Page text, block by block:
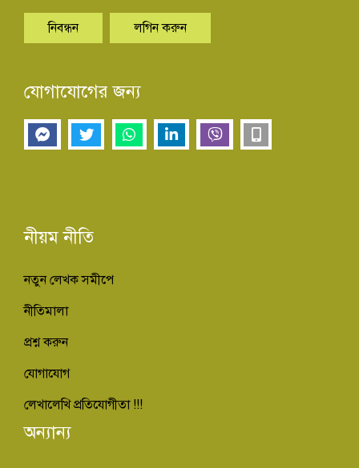
নিবন্ধন লগিন করুন
যোগাযোগের জন্য
নীয়ম নীতি
নতুন লেখক সমীপে
নীতিমালা
প্রশ্ন করুন
যোগাযোগ
লেখালেখি প্রতিযোগীতা !!!
অন্যান্য